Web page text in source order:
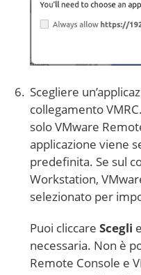
Scegliere
collegamento
solo VMware
applicazione viene
predefinita. Se sul
Workstation,
selezionato per
Puoi cliccare Scegli
necessaria. Non è
Remote Console e